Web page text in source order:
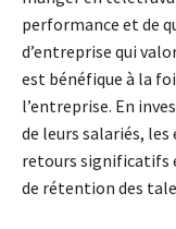
performance et de
d’entreprise qui
est bénéfique à la
l’entreprise. En
de leurs salariés,
retours significatifs
de rétention des